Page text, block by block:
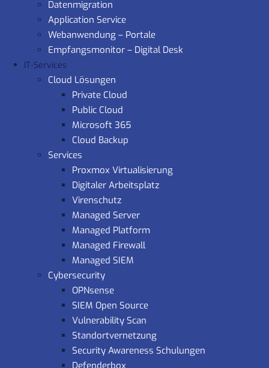
Datenmigration
Application Service
Webanwendung – Portale
Empfangsmonitor – Digital Desk
IT-Services
Cloud Lösungen
Private Cloud
Public Cloud
Microsoft 365
Cloud Backup
Services
Proxmox Virtualisierung
Digitaler Arbeitsplatz
Virenschutz
Managed Server
Managed Platform
Managed Firewall
Managed SIEM
Cybersecurity
OPNsense
SIEM Open Source
Vulnerability Scan
Standortvernetzung
Security Awareness Schulungen
Defenderbox